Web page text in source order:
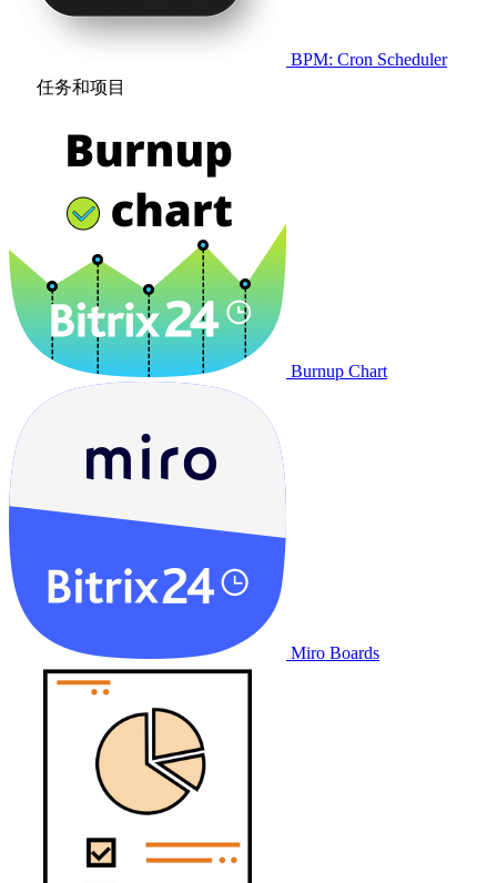
BPM: Cron Scheduler
任务和项目
Burnup Chart
Miro Boards